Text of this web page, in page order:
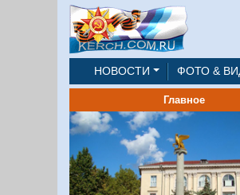
НОВОСТИ ФОТО &
Главное